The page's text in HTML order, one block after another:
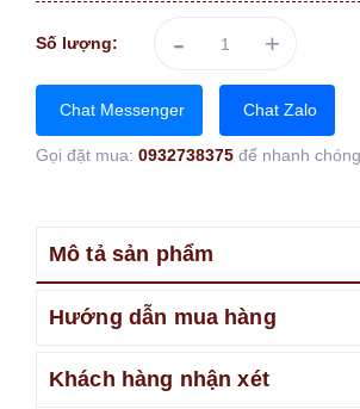
Số lượng: - +
Chat Messenger Chat Zalo
Gọi đặt mua: 0932738375 để nhanh
Mô tả sản phẩm
Hướng dẫn mua hàng
Khách hàng nhận xét